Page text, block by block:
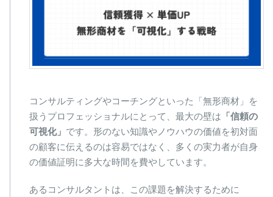
コンサルティングやコーチングといった「無形商材」を
扱うプロフェッショナルにとって、最大の壁は 「信頼の
可視化」 です。形のない知識やノウハウの価値を初対面
の顧客に伝えるのは容易ではなく、多くの実力者が自身
の価値証明に多大な時間を費やしています。
あるコンサルタントは、この課題を解決するために